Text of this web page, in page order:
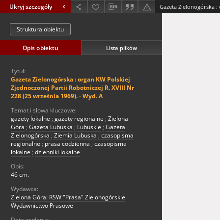
Ukryj szczegóły
Struktura obiektu
Opis obiektu Lista plików
Tytuł:
Gazeta Zielonogórska : organ KW Polskiej
Zjednoczonej Partii Robotniczej R. XVIII Nr
228 (25 września 1969). - Wyd. A
Temat i słowa kluczowe:
gazety lokalne ; gazety regionalne ; Zielona
Góra ; Gazeta Lubuska ; Lubuskie ; Gazeta
Zielonogórska ; Ziemia Lubuska ; czasopisma
regionalne ; prasa codzienna ; czasopisma
lokalne ; dzienniki lokalne
Opis:
46 cm.
Wydawca:
Zielona Góra: RSW "Prasa" Zielonogórskie
Wydawnictwo Prasowe